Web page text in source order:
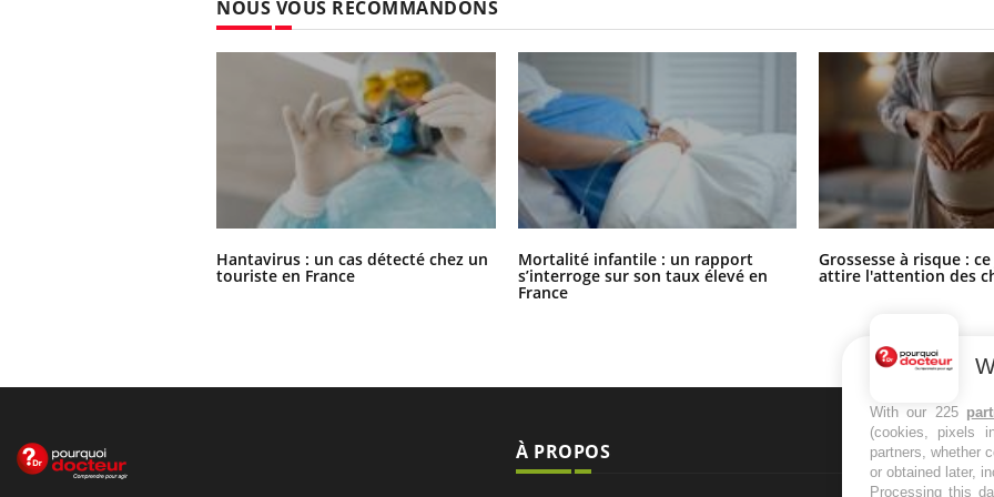
NOUS VOUS RECOMMANDONS
Hantavirus : un cas détecté chez un
touriste en France
Mortalité infantile : un rapport
s’interroge sur son taux élevé en
France
Grossesse à risque :
attire l'attention des
À PROPOS
With our 225
(cookies, pixels
partners, whether
or obtained later,
Processing this